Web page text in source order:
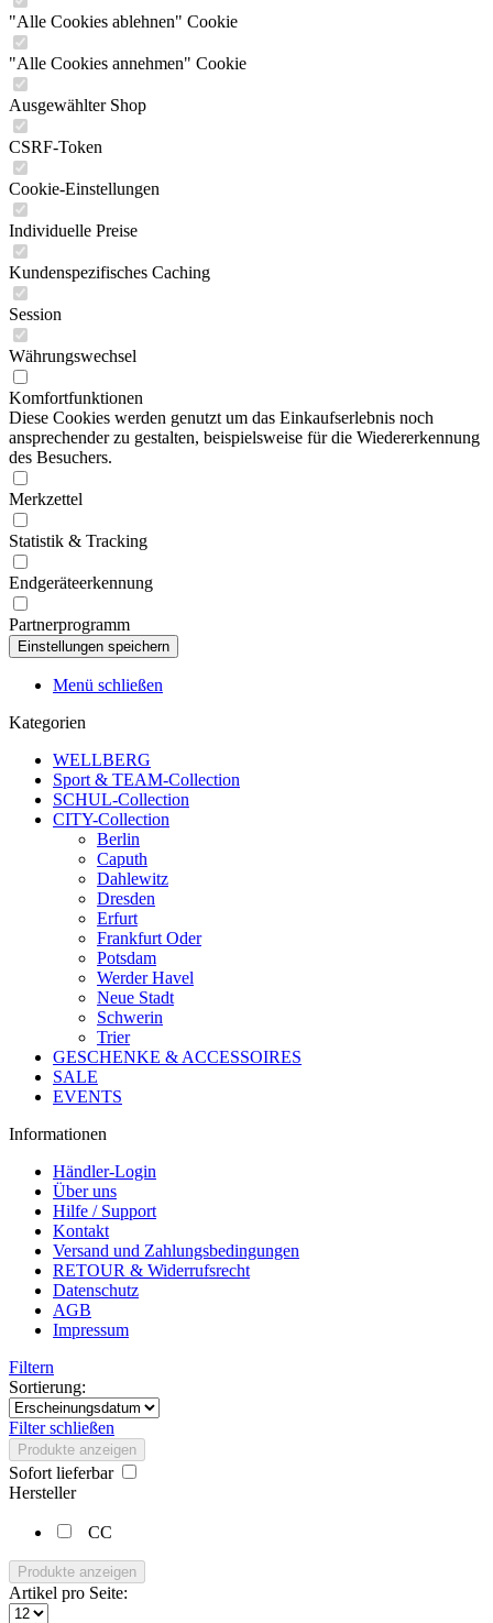
"Alle Cookies ablehnen" Cookie
"Alle Cookies annehmen" Cookie
Ausgewählter Shop
CSRF-Token
Cookie-Einstellungen
Individuelle Preise
Kundenspezifisches Caching
Session
Währungswechsel
Komfortfunktionen
Diese Cookies werden genutzt um das Einkaufserlebnis noch
ansprechender zu gestalten, beispielsweise für die Wiedererkennung
des Besuchers.
Merkzettel
Statistik & Tracking
Endgeräteerkennung
Partnerprogramm
Menü schließen
Kategorien
WELLBERG
Sport & TEAM-Collection
SCHUL-Collection
CITY-Collection
Berlin
Caputh
Dahlewitz
Dresden
Erfurt
Frankfurt Oder
Potsdam
Werder Havel
Neue Stadt
Schwerin
Trier
GESCHENKE & ACCESSOIRES
SALE
EVENTS
Informationen
Händler-Login
Über uns
Hilfe / Support
Kontakt
Versand und Zahlungsbedingungen
RETOUR & Widerrufsrecht
Datenschutz
AGB
Impressum
Filtern
Sortierung:
Filter schließen
Produkte anzeigen
Sofort lieferbar
Hersteller
CC
Produkte anzeigen
Artikel pro Seite: